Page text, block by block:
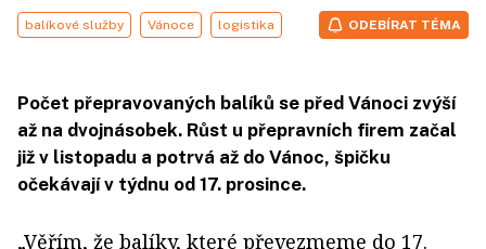
balíkové služby Vánoce logistika ODEBÍRAT TÉMA
Počet přepravovaných balíků se před Vánoci zvýší
až na dvojnásobek. Růst u přepravních firem začal
již v listopadu a potrvá až do Vánoc, špičku
očekávají v týdnu od 17. prosince.
„Věřím, že balíky, které převezmeme do 17.